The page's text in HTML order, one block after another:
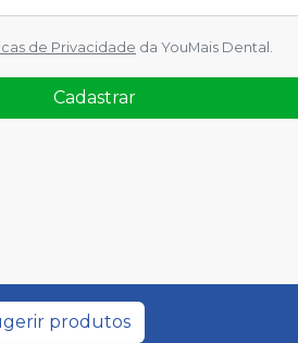
de Privacidade da YouMais Dental .
Cadastrar
produtos